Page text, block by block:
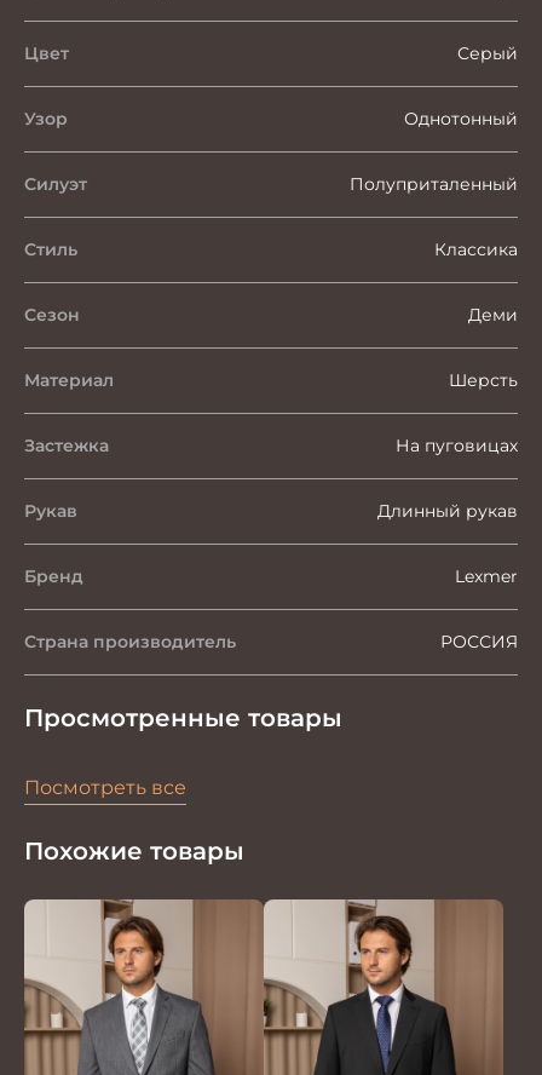
Цвет Серый
Узор Однотонный
Силуэт Полуприталенный
Стиль Классика
Сезон Деми
Материал Шерсть
Застежка На пуговицах
Рукав Длинный рукав
Бренд Lexmer
Страна производитель РОССИЯ
Просмотренные товары
Посмотреть все
Похожие товары